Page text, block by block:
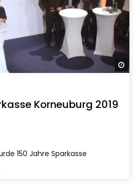
Korneuburg 2019
150 Jahre Sparkasse